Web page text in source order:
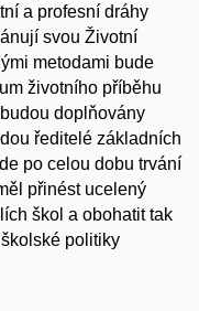
a profesní dráhy
svou Životní
metodami bude
životního příběhu
doplňovány
ředitelé základních
po celou dobu trvání
přinést ucelený
škol a obohatit tak
politiky